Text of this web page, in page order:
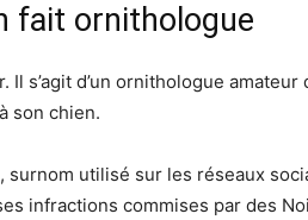
fait ornithologue
s’agit d’un ornithologue amateur
son chien.
surnom utilisé sur les réseaux
infractions commises par des